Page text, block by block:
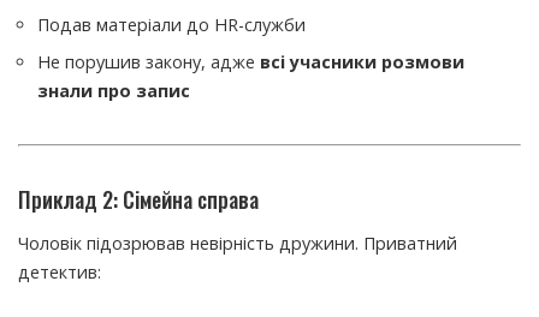
Подав матеріали до HR-служби
Не порушив закону, адже всі учасники розмови
знали про запис
Приклад 2: Сімейна справа
Чоловік підозрював невірність дружини. Приватний
детектив: